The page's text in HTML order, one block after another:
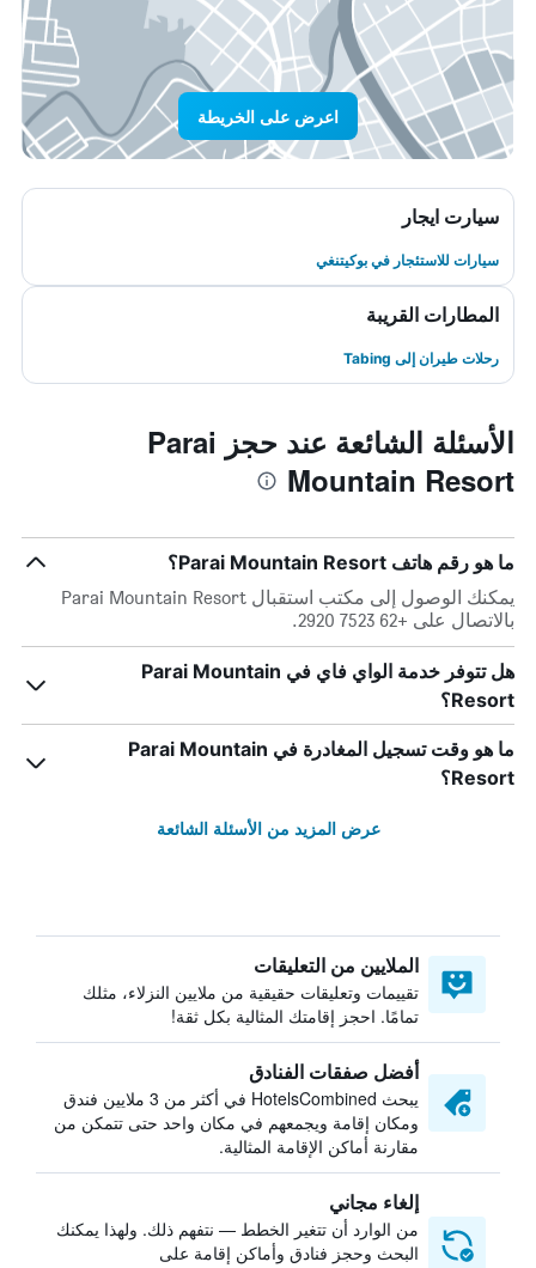
اعرض على الخريطة
سيارت ايجار
سيارات للاستئجار في بوكيتنغي
المطارات القريبة
رحلات طيران إلى Tabing
الأسئلة الشائعة عند حجز Parai
Mountain Resort
ما هو رقم هاتف Parai Mountain Resort؟
يمكنك الوصول إلى مكتب استقبال Parai Mountain Resort
بالاتصال على +62 7523 2920.
هل تتوفر خدمة الواي فاي في Parai Mountain
Resort؟
ما هو وقت تسجيل المغادرة في Parai Mountain
Resort؟
عرض المزيد من الأسئلة الشائعة
الملايين من التعليقات
تقييمات وتعليقات حقيقية من ملايين النزلاء، مثلك
تمامًا. احجز إقامتك المثالية بكل ثقة!
أفضل صفقات الفنادق
يبحث HotelsCombined في أكثر من 3 ملايين فندق
ومكان إقامة ويجمعهم في مكان واحد حتى تتمكن من
مقارنة أماكن الإقامة المثالية.
إلغاء مجاني
من الوارد أن تتغير الخطط — نتفهم ذلك. ولهذا يمكنك
البحث وحجز فنادق وأماكن إقامة على